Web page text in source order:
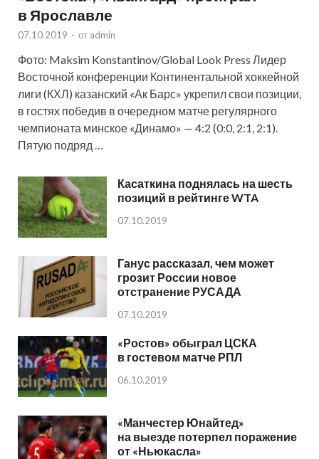
в Ярославле
07.10.2019 - от admin
Фото: Maksim Konstantinov/Global Look Press Лидер
Восточной конференции Континентальной хоккейной
лиги (КХЛ) казанский «Ак Барс» укрепил свои позиции,
в гостях победив в очередном матче регулярного
чемпионата минское «Динамо» — 4:2 (0:0, 2:1, 2:1).
Пятую подряд …
Касаткина поднялась на шесть
позиций в рейтинге WTA
07.10.2019
Ганус рассказал, чем может
грозит России новое
отстранение РУСАДА
07.10.2019
«Ростов» обыграл ЦСКА
в гостевом матче РПЛ
06.10.2019
«Манчестер Юнайтед»
на выезде потерпел поражение
от «Ньюкасла»